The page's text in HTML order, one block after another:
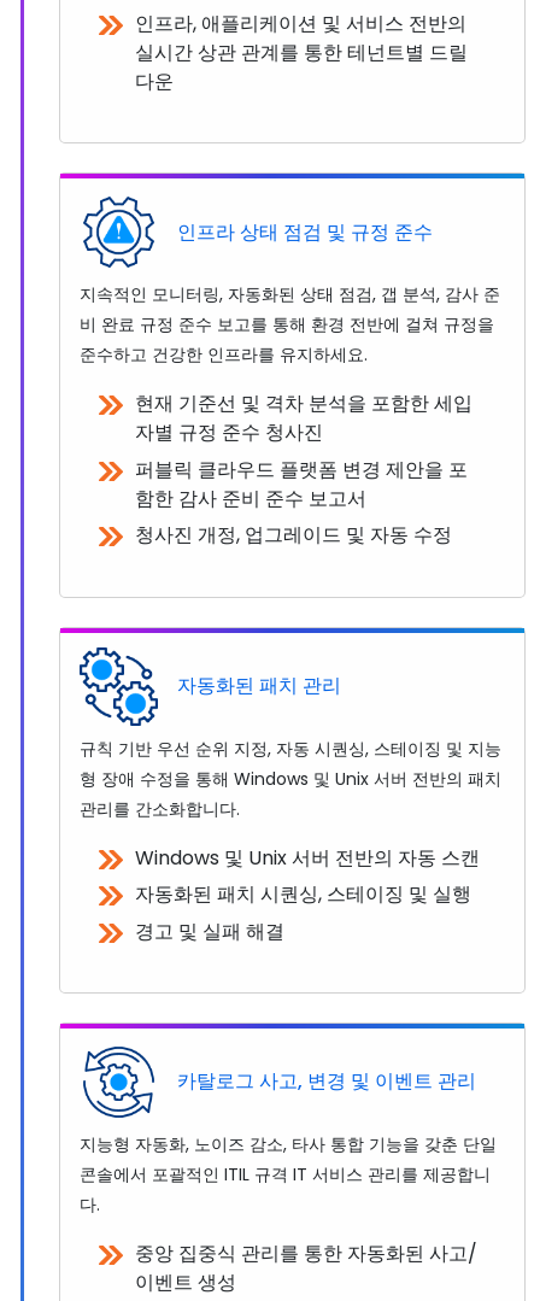
인프라, 애플리케이션 및 서비스 전반의
실시간 상관 관계를 통한 테넌트별 드릴
다운
인프라 상태 점검 및 규정 준수
지속적인 모니터링, 자동화된 상태 점검, 갭 분석, 감사 준
비 완료 규정 준수 보고를 통해 환경 전반에 걸쳐 규정을
준수하고 건강한 인프라를 유지하세요.
현재 기준선 및 격차 분석을 포함한 세입
자별 규정 준수 청사진
퍼블릭 클라우드 플랫폼 변경 제안을 포
함한 감사 준비 준수 보고서
청사진 개정, 업그레이드 및 자동 수정
자동화된 패치 관리
규칙 기반 우선 순위 지정, 자동 시퀀싱, 스테이징 및 지능
형 장애 수정을 통해 Windows 및 Unix 서버 전반의 패치
관리를 간소화합니다.
Windows 및 Unix 서버 전반의 자동 스캔
자동화된 패치 시퀀싱, 스테이징 및 실행
경고 및 실패 해결
카탈로그 사고, 변경 및 이벤트 관리
지능형 자동화, 노이즈 감소, 타사 통합 기능을 갖춘 단일
콘솔에서 포괄적인 ITIL 규격 IT 서비스 관리를 제공합니
다.
중앙 집중식 관리를 통한 자동화된 사고/
이벤트 생성